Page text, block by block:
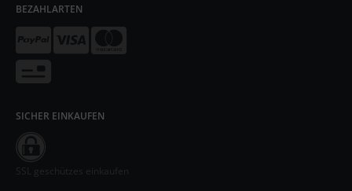
BEZAHLARTEN
SICHER EINKAUFEN
SSL geschützes einkaufen